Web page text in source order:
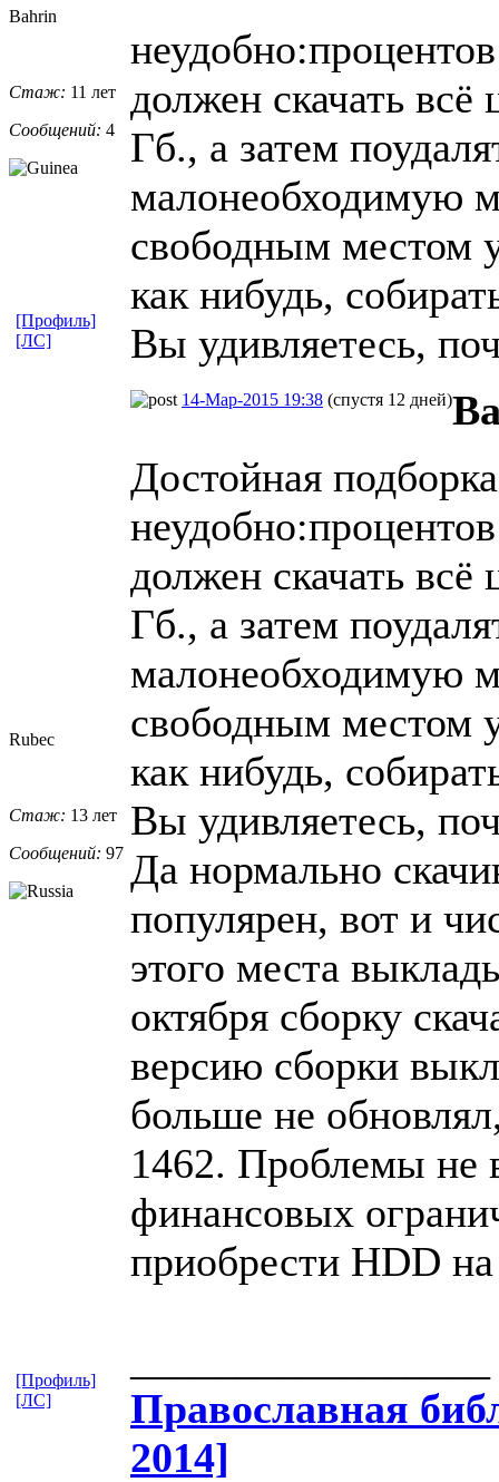
Bahrin
Стаж: 11 лет
Сообщений: 4
должен скачать
Гб., а затем
малонеобходимую
свободным местом
как нибудь,
Вы удивляетесь,
[Профиль]
[ЛС]
Rubec
Стаж: 13 лет
Сообщений: 97
14-Мар-2015 19:38 (спустя 12 дней)
Достойная
должен скачать
Гб., а затем
малонеобходимую
свободным местом
как нибудь,
Вы удивляетесь,
Да нормально
популярен, вот и
этого места
октября сборку
версию сборки
больше не
1462. Проблемы не
финансовых
приобрести HDD
Православная​
2014]
[Профиль]
[ЛС]